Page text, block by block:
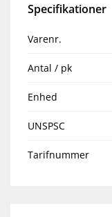
Specifikationer
Varenr.
Antal / pk
Enhed
UNSPSC
Tarifnummer